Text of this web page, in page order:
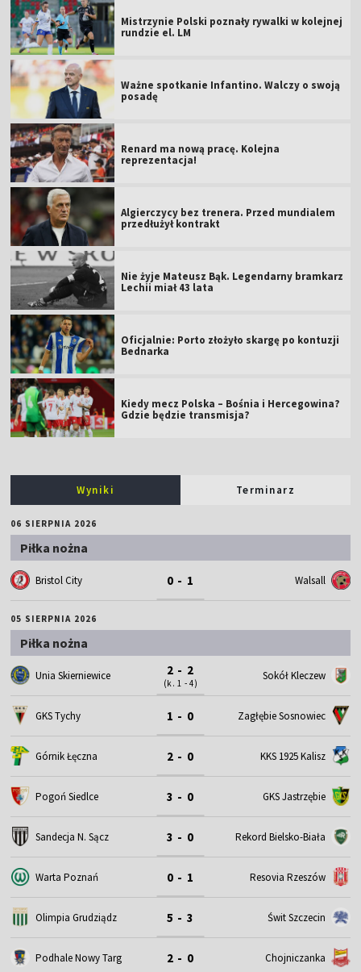
Mistrzynie Polski poznały rywalki w kolejnej
rundzie el. LM
Ważne spotkanie Infantino. Walczy o swoją
posadę
Renard ma nową pracę. Kolejna
reprezentacja!
Algierczycy bez trenera. Przed mundialem
przedłużył kontrakt
Nie żyje Mateusz Bąk. Legendarny bramkarz
Lechii miał 43 lata
Oficjalnie: Porto złożyło skargę po kontuzji
Bednarka
Kiedy mecz Polska – Bośnia i Hercegowina?
Gdzie będzie transmisja?
Wyniki Terminarz
06 SIERPNIA 2026
Piłka nożna
Bristol City 0 - 1 Walsall
05 SIERPNIA 2026
Piłka nożna
Unia Skierniewice 2 - 2
(k. 1 - 4)
Sokół Kleczew
GKS Tychy 1 - 0 Zagłębie Sosnowiec
Górnik Łęczna 2 - 0 KKS 1925 Kalisz
Pogoń Siedlce 3 - 0 GKS Jastrzębie
Sandecja N. Sącz 3 - 0 Rekord Bielsko-Biała
Warta Poznań 0 - 1 Resovia Rzeszów
Olimpia Grudziądz 5 - 3 Świt Szczecin
Podhale Nowy Targ 2 - 0 Chojniczanka